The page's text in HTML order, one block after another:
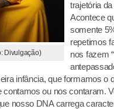
Divulgação)
trajetória
Acontece
somente
repetimos
nos fazem
infância, que formamos o
ou nos contaram.
nosso DNA carrega